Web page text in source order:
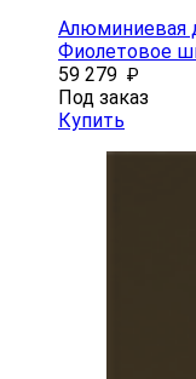
Алюминиевая
Фиолетовое
59 279 ₽
Под заказ
Купить